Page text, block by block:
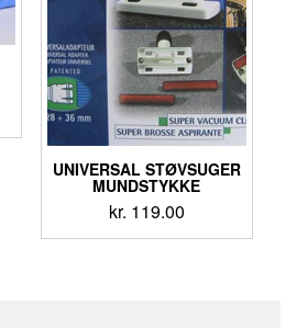
UNIVERSAL STØVSUGER
MUNDSTYKKE
kr. 119.00